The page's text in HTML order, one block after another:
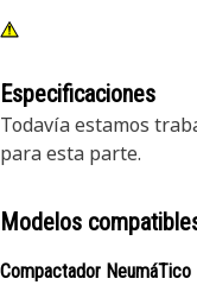
Especificaciones
Todavía estamos
para esta parte.
Modelos
Compactador NeumáTico